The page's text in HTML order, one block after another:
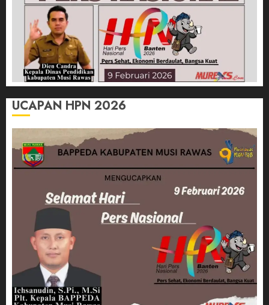
UCAPAN HPN 2026